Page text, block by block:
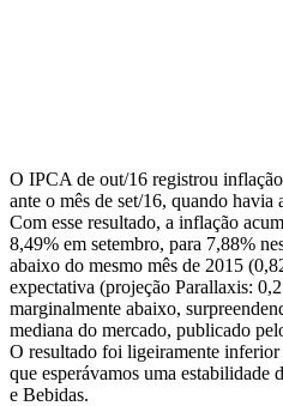
O IPCA de out/16 registrou
ante o mês de set/16, quando havia
Com esse resultado, a inflação
8,49% em setembro, para 7,88%
abaixo do mesmo mês de 2015
expectativa (projeção Parallaxis:
marginalmente abaixo,
mediana do mercado, publicado
O resultado foi ligeiramente inferior
que esperávamos uma estabilidade
e Bebidas.